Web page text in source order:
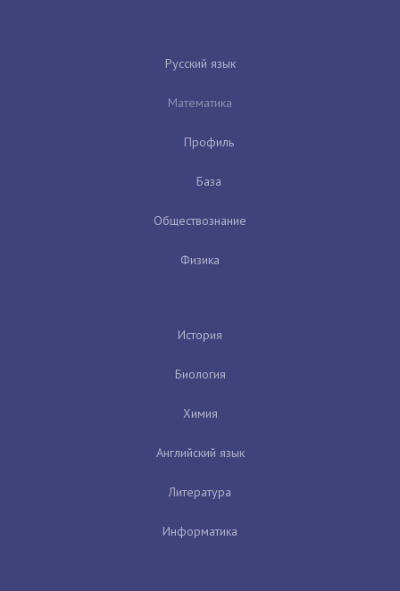
Русский язык
Математика
Профиль
База
Обществознание
Физика
История
Биология
Химия
Английский язык
Литература
Информатика